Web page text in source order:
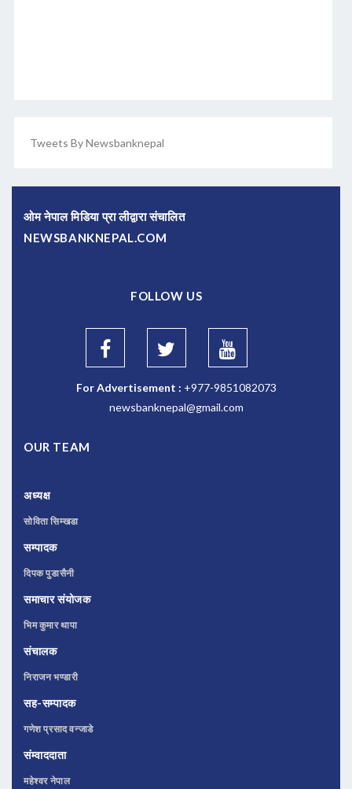
Tweets By Newsbanknepal
ओम नेपाल मिडिया प्रा लीद्वारा संचालित
NEWSBANKNEPAL.COM
FOLLOW US
For Advertisement : +977-9851082073
newsbanknepal@gmail.com
OUR TEAM
अध्यक्ष
सोविता सिम्खडा
सम्पादक
दिपक पुडासैनी
समाचार संयोजक
भिम कुमार थापा
संचालक
निराजन भण्डारी
सह-सम्पादक
गणेश प्रसाद वन्जाडे
संम्वाददाता
महेश्वर नेपाल